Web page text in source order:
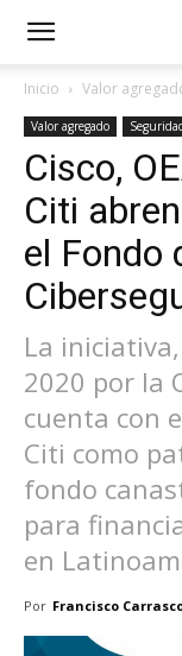
Inicio Valor
Valor agregado
Cisco,
Citi
el Fondo
La
2020 por la
cuenta con
Citi como
fondo
para
en
Por Francisco